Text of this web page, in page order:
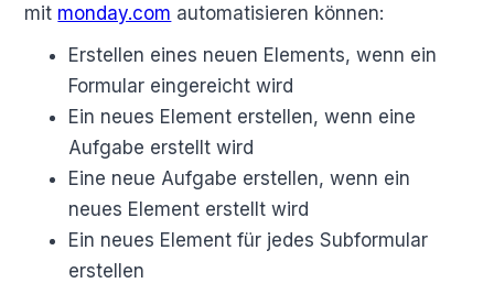
mit monday.com automatisieren können:
Erstellen eines neuen Elements, wenn ein
Formular eingereicht wird
Ein neues Element erstellen, wenn eine
Aufgabe erstellt wird
Eine neue Aufgabe erstellen, wenn ein
neues Element erstellt wird
Ein neues Element für jedes Subformular
erstellen